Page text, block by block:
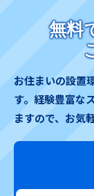
無料
お住まいの設置
す。 経験豊富な
ますので、お気